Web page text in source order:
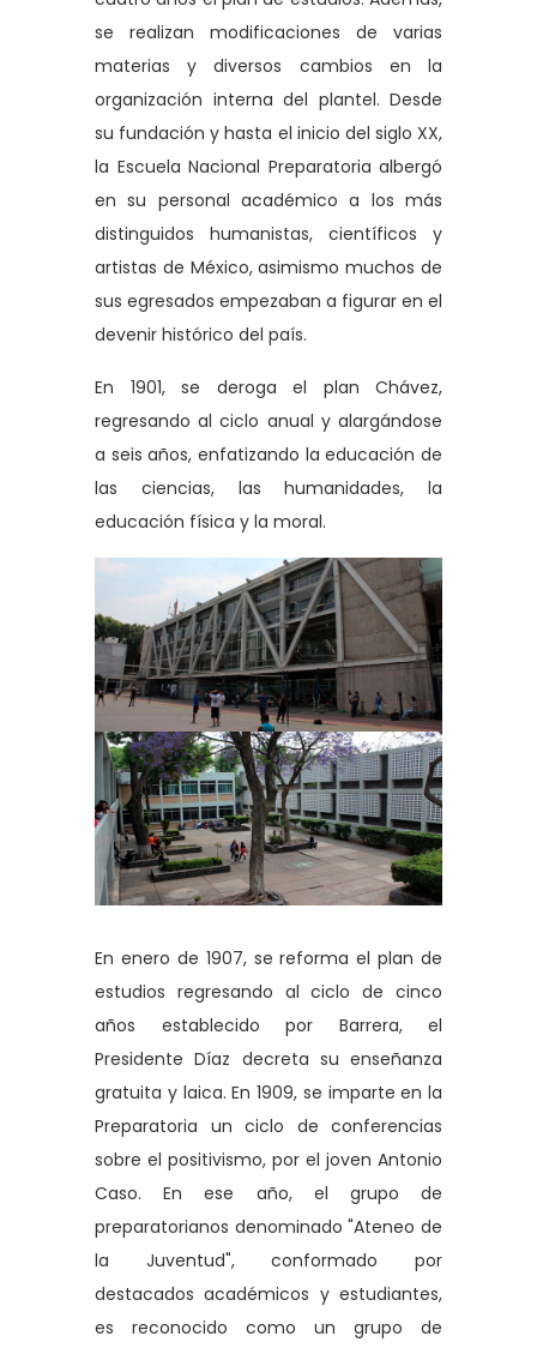
se realizan modificaciones de varias
materias y diversos cambios en la
organización interna del plantel. Desde
su fundación y hasta el inicio del siglo XX,
la Escuela Nacional Preparatoria albergó
en su personal académico a los más
distinguidos humanistas, científicos y
artistas de México, asimismo muchos de
sus egresados empezaban a figurar en el
devenir histórico del país.
En 1901, se deroga el plan Chávez,
regresando al ciclo anual y alargándose
a seis años, enfatizando la educación de
las ciencias, las humanidades, la
educación física y la moral.
En enero de 1907, se reforma el plan de
estudios regresando al ciclo de cinco
años establecido por Barrera, el
Presidente Díaz decreta su enseñanza
gratuita y laica. En 1909, se imparte en la
Preparatoria un ciclo de conferencias
sobre el positivismo, por el joven Antonio
Caso. En ese año, el grupo de
preparatorianos denominado "Ateneo de
la Juventud", conformado por
destacados académicos y estudiantes,
es reconocido como un grupo de